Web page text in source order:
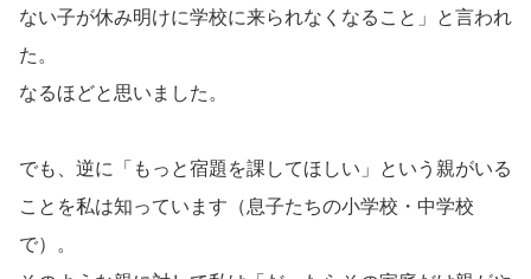
ない子が休み明けに学校に来られなくなること」と言われ
た。
なるほどと思いました。
でも、逆に「もっと宿題を課してほしい」という親がいる
ことを私は知っています（息子たちの小学校・中学校
で）。